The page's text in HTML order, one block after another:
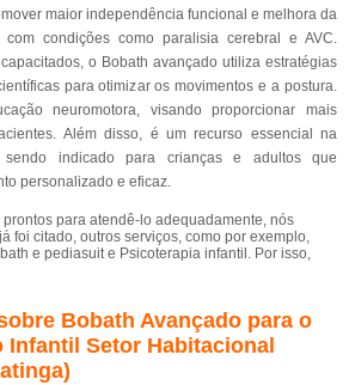
maior independência funcional e melhora da
condições como paralisia cerebral e AVC.
o Bobath avançado utiliza estratégias
para otimizar os movimentos e a postura.
neuromotora, visando proporcionar mais
Além disso, é um recurso essencial na
sendo indicado para crianças e adultos que
personalizado e eficaz.
para atendê-lo adequadamente, nós
foi citado, outros serviços, como por exemplo,
e pediasuit e Psicoterapia infantil. Por isso,
Bobath Avançado para o
Infantil Setor Habitacional